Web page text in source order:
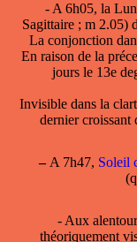
- A 6h05, la
Sagittaire ; m 2.05)
La conjonction
En raison de la
jours le 13e
Invisible dans la
dernier croissant
–A 7h47, Soleil
- Aux
théoriquement